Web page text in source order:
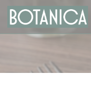
クッキー利用の管理について